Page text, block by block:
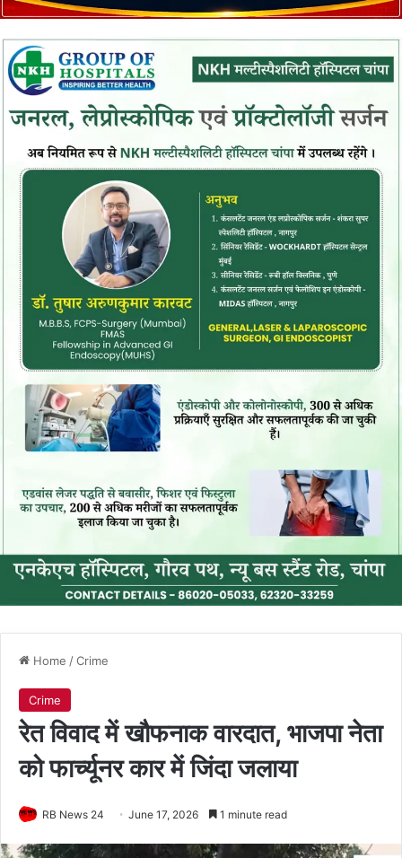
Home /Crime
Crime
रेत विवाद में खौफनाक वारदात, भाजपा नेता
को फार्च्यूनर कार में जिंदा जलाया
RB News 24 June 17, 2026 1 minute read